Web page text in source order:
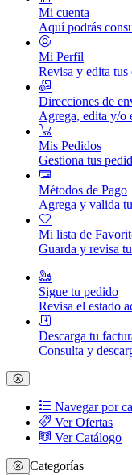
Mi cuenta
Aquí podrás
Mi Perfil
Revisa y edita tus
Direcciones de
Agrega, edita y/o
Mis Pedidos
Gestiona tus
Métodos de Pago
Agrega y valida
Mi lista de
Guarda y revisa
Sigue tu pedido
Revisa el estado
Descarga tu
Consulta y
Navegar por
Ver Ofertas
Ver Catálogo
Categorías